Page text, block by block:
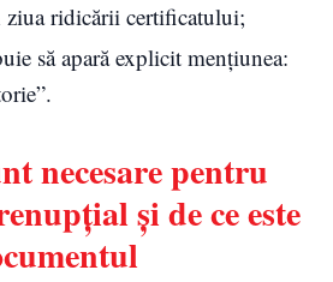
ridicării certificatului;
să apară explicit mențiunea:
necesare pentru
și de ce este